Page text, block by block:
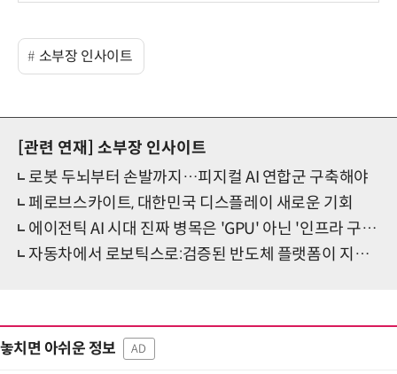
소부장 인사이트
[관련 연재]
소부장 인사이트
로봇 두뇌부터 손발까지…피지컬 AI 연합군 구축해야
페로브스카이트, 대한민국 디스플레이 새로운 기회
에이전틱 AI 시대 진짜 병목은 'GPU' 아닌 '인프라 구조'
자동차에서 로보틱스로:검증된 반도체 플랫폼이 지능형 시스템을 이끄는 방법
놓치면 아쉬운 정보 AD